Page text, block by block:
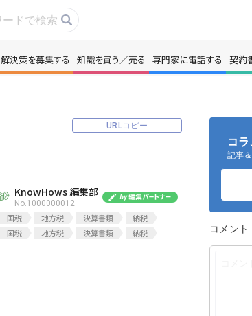
無料
資本政策を無料でお試し
ちょ
解決策を募集する 知識を買う／売る 専門家に電話する 契約
URLコピー
KnowHows 編集部
No.1000000012
国税 地方税 決算書類
納税
国税 地方税 決算書類 納税
コ
記事
コメント